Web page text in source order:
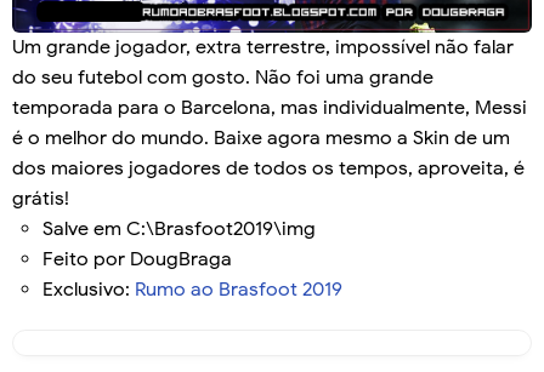
Um grande jogador, extra terrestre, impossível não falar
do seu futebol com gosto. Não foi uma grande
temporada para o Barcelona, mas individualmente, Messi
é o melhor do mundo. Baixe agora mesmo a Skin de um
dos maiores jogadores de todos os tempos, aproveita, é
grátis!
Salve em C:\Brasfoot2019\img
Feito por DougBraga
Exclusivo: Rumo ao Brasfoot 2019